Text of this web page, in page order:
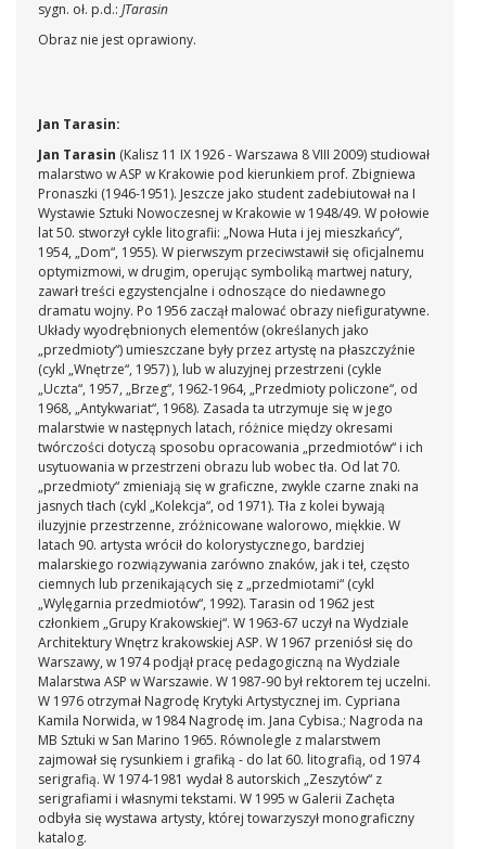
sygn. oł. p.d.: JTarasin
Obraz nie jest oprawiony.
Jan Tarasin:
Jan Tarasin (Kalisz 11 IX 1926 - Warszawa 8 VIII 2009) studiował
malarstwo w ASP w Krakowie pod kierunkiem prof. Zbigniewa
Pronaszki (1946-1951). Jeszcze jako student zadebiutował na I
Wystawie Sztuki Nowoczesnej w Krakowie w 1948/49. W połowie
lat 50. stworzył cykle litografii: „Nowa Huta i jej mieszkańcy“,
1954, „Dom“, 1955). W pierwszym przeciwstawił się oficjalnemu
optymizmowi, w drugim, operując symboliką martwej natury,
zawarł treści egzystencjalne i odnoszące do niedawnego
dramatu wojny. Po 1956 zaczął malować obrazy niefiguratywne.
Układy wyodrębnionych elementów (określanych jako
„przedmioty“) umieszczane były przez artystę na płaszczyźnie
(cykl „Wnętrze“, 1957) ), lub w aluzyjnej przestrzeni (cykle
„Uczta“, 1957, „Brzeg“, 1962-1964, „Przedmioty policzone“, od
1968, „Antykwariat“, 1968). Zasada ta utrzymuje się w jego
malarstwie w następnych latach, różnice między okresami
twórczości dotyczą sposobu opracowania „przedmiotów“ i ich
usytuowania w przestrzeni obrazu lub wobec tła. Od lat 70.
„przedmioty“ zmieniają się w graficzne, zwykle czarne znaki na
jasnych tłach (cykl „Kolekcja“, od 1971). Tła z kolei bywają
iluzyjnie przestrzenne, zróżnicowane walorowo, miękkie. W
latach 90. artysta wrócił do kolorystycznego, bardziej
malarskiego rozwiązywania zarówno znaków, jak i teł, często
ciemnych lub przenikających się z „przedmiotami“ (cykl
„Wylęgarnia przedmiotów“, 1992). Tarasin od 1962 jest
członkiem „Grupy Krakowskiej“. W 1963-67 uczył na Wydziale
Architektury Wnętrz krakowskiej ASP. W 1967 przeniósł się do
Warszawy, w 1974 podjął pracę pedagogiczną na Wydziale
Malarstwa ASP w Warszawie. W 1987-90 był rektorem tej uczelni.
W 1976 otrzymał Nagrodę Krytyki Artystycznej im. Cypriana
Kamila Norwida, w 1984 Nagrodę im. Jana Cybisa.; Nagroda na
MB Sztuki w San Marino 1965. Równolegle z malarstwem
zajmował się rysunkiem i grafiką - do lat 60. litografią, od 1974
serigrafią. W 1974-1981 wydał 8 autorskich „Zeszytów“ z
serigrafiami i własnymi tekstami. W 1995 w Galerii Zachęta
odbyła się wystawa artysty, której towarzyszył monograficzny
katalog.